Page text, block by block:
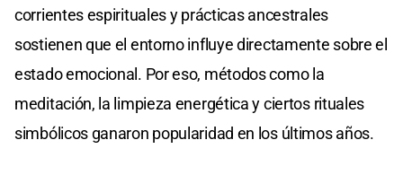
corrientes espirituales y prácticas ancestrales
sostienen que el entorno influye directamente sobre el
estado emocional. Por eso, métodos como la
meditación, la limpieza energética y ciertos rituales
simbólicos ganaron popularidad en los últimos años.